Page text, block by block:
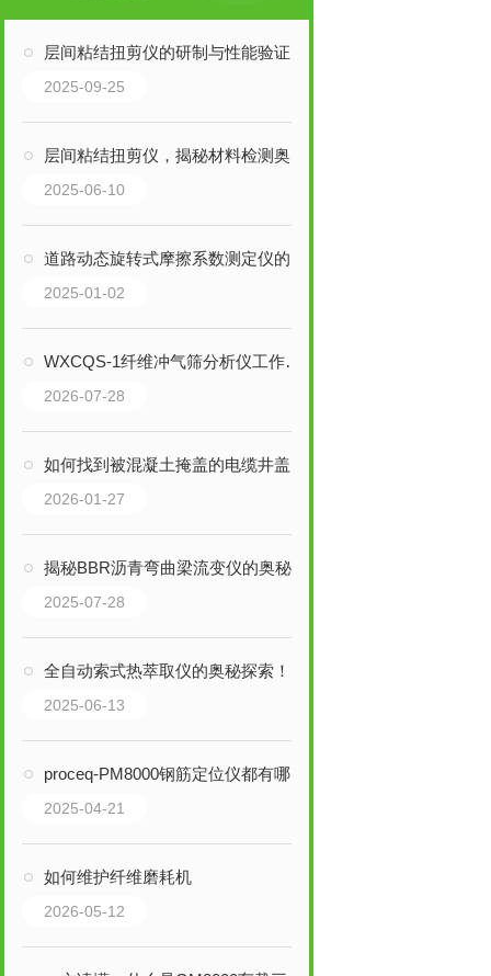
层间粘结扭剪仪的研制与性能验证
2025-09-25
层间粘结扭剪仪，揭秘材料检测奥秘！
2025-06-10
道路动态旋转式摩擦系数测定仪的系统组成
2025-01-02
WXCQS-1纤维冲气筛分析仪工作原理与日常保养
2026-07-28
如何找到被混凝土掩盖的电缆井盖？
2026-01-27
揭秘BBR沥青弯曲梁流变仪的奥秘
2025-07-28
全自动索式热萃取仪的奥秘探索！
2025-06-13
proceq-PM8000钢筋定位仪都有哪些作用？
2025-04-21
如何维护纤维磨耗机
2026-05-12